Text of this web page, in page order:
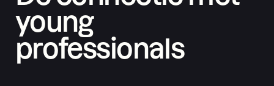
young
professionals